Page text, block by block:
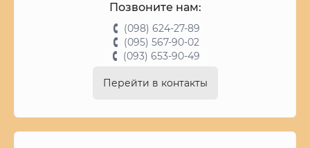
Позвоните нам:
(098) 624-27-89
(095) 567-90-02
(093) 653-90-49
Перейти в контакты